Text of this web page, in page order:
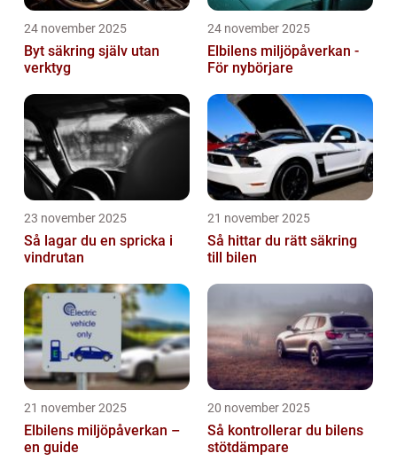
24 november 2025
Byt säkring själv utan
verktyg
24 november 2025
Elbilens miljöpåverkan -
För nybörjare
23 november 2025
Så lagar du en spricka i
vindrutan
21 november 2025
Så hittar du rätt säkring
till bilen
21 november 2025
Elbilens miljöpåverkan –
en guide
20 november 2025
Så kontrollerar du bilens
stötdämpare